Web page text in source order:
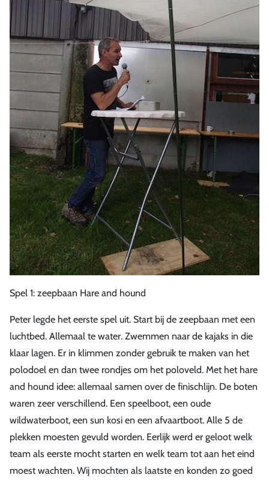
Spel 1: zeepbaan Hare and hound
Peter legde het eerste spel uit. Start bij de zeepbaan met een
luchtbed. Allemaal te water. Zwemmen naar de kajaks in die
klaar lagen. Er in klimmen zonder gebruik te maken van het
polodoel en dan twee rondjes om het poloveld. Met het hare
and hound idee: allemaal samen over de finischlijn. De boten
waren zeer verschillend. Een speelboot, een oude
wildwaterboot, een sun kosi en een afvaartboot. Alle 5 de
plekken moesten gevuld worden. Eerlijk werd er geloot welk
team als eerste mocht starten en welk team tot aan het eind
moest wachten. Wij mochten als laatste en konden zo goed